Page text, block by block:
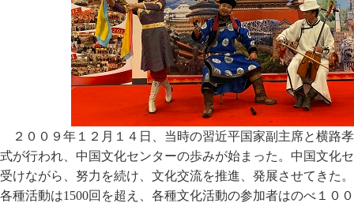
２００９年１２月１４日、当時の習近平国家副主席と横路
式が行われ、中国文化センターの歩みが始まった。中国文化
受けながら、努力を続け、文化交流を推進、発展させてきた
各種活動は1500回を超え、各種文化活動の参加者はのべ１０